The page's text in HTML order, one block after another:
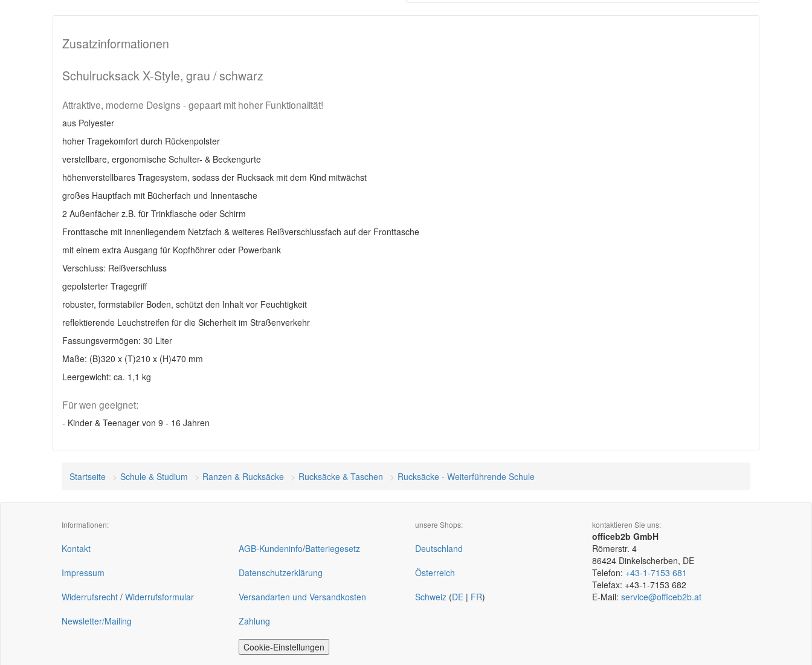
Zusatzinformationen
Schulrucksack X-Style, grau / schwarz
Attraktive, moderne Designs - gepaart mit hoher Funktionalität!
aus Polyester
hoher Tragekomfort durch Rückenpolster
verstellbare, ergonomische Schulter- & Beckengurte
höhenverstellbares Tragesystem, sodass der Rucksack mit dem Kind mitwächst
großes Hauptfach mit Bücherfach und Innentasche
2 Außenfächer z.B. für Trinkflasche oder Schirm
Fronttasche mit innenliegendem Netzfach & weiteres Reißverschlussfach auf der Fronttasche
mit einem extra Ausgang für Kopfhöhrer oder Powerbank
Verschluss: Reißverschluss
gepolsterter Tragegriff
robuster, formstabiler Boden, schützt den Inhalt vor Feuchtigkeit
reflektierende Leuchstreifen für die Sicherheit im Straßenverkehr
Fassungsvermögen: 30 Liter
Maße: (B)320 x (T)210 x (H)470 mm
Leergewicht: ca. 1,1 kg
Für wen geeignet:
- Kinder & Teenager von 9 - 16 Jahren
Startseite Schule & Studium Ranzen & Rucksäcke Rucksäcke & Taschen Rucksäcke - Weiterführende Schule
Informationen:
Kontakt
Impressum
Widerrufsrecht / Widerrufsformular
Newsletter/Mailing
AGB-Kundeninfo/Batteriegesetz
Datenschutzerklärung
Versandarten und Versandkosten
Zahlung
Cookie-Einstellungen
unsere Shops:
Deutschland
Österreich
Schweiz (DE | FR)
kontaktieren Sie uns:
officeb2b GmbH
Römerstr. 4
86424 Dinkelscherben, DE
Telefon: +43-1-7153 681
Telefax: +43-1-7153 682
E-Mail: service@officeb2b.at